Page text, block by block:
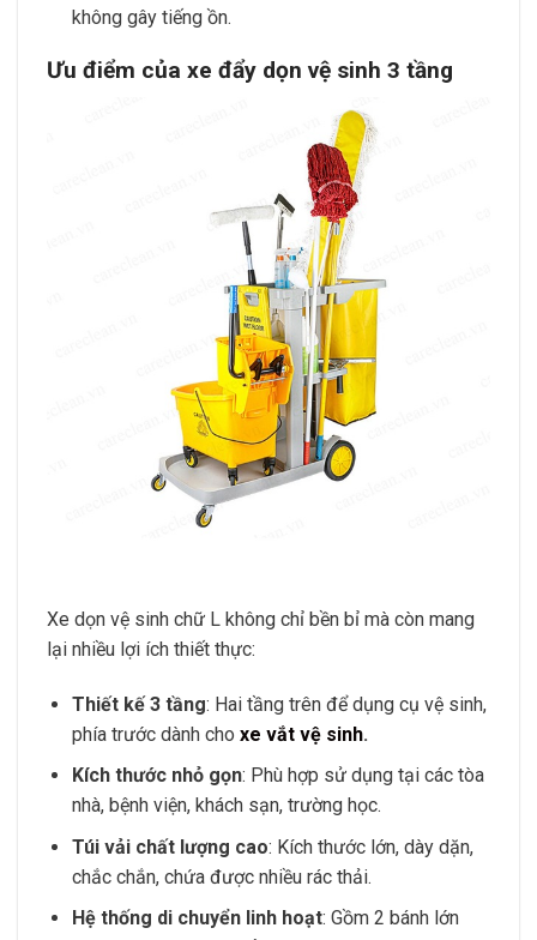
không gây tiếng ồn.
Ưu điểm của xe đẩy dọn vệ sinh 3 tầng
Xe dọn vệ sinh chữ L không chỉ bền bỉ mà còn mang
lại nhiều lợi ích thiết thực:
Thiết kế 3 tầng: Hai tầng trên để dụng cụ vệ sinh,
phía trước dành cho xe vắt vệ sinh.
Kích thước nhỏ gọn: Phù hợp sử dụng tại các tòa
nhà, bệnh viện, khách sạn, trường học.
Túi vải chất lượng cao: Kích thước lớn, dày dặn,
chắc chắn, chứa được nhiều rác thải.
Hệ thống di chuyển linh hoạt: Gồm 2 bánh lớn